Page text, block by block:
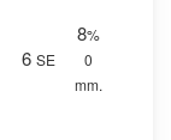
6 SE
8%
0
mm.